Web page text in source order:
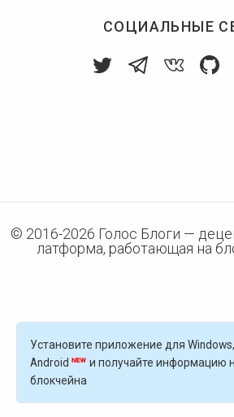
СОЦИАЛЬНЫЕ
© 2016-2026 Голос Блоги —
латформа, работающая на
Установите приложение для
Android
и получайте информацию
блокчейна